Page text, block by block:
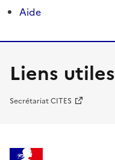
Aide
Liens utiles
Secrétariat CITES